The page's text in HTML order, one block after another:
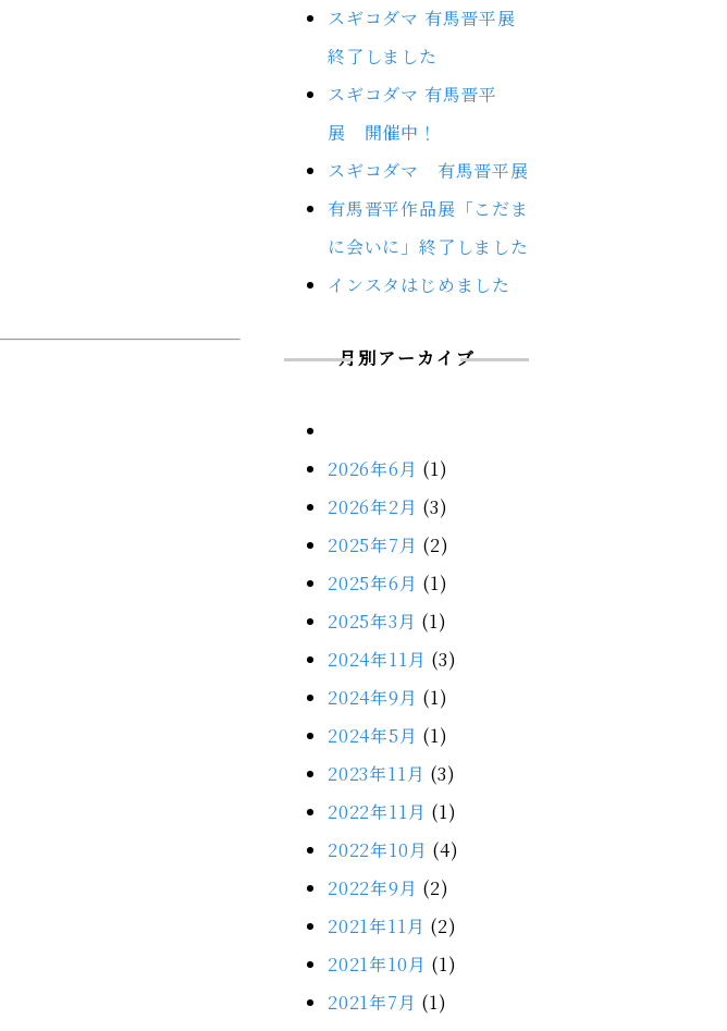
スギコダマ 有馬晋平展
終了しました
スギコダマ 有馬晋平
展 開催中！
スギコダマ 有馬晋平展
有馬晋平作品展「こだま
に会いに」終了しました
インスタはじめました
月別アーカイブ
2026年6月 (1)
2026年2月 (3)
2025年7月 (2)
2025年6月 (1)
2025年3月 (1)
2024年11月 (3)
2024年9月 (1)
2024年5月 (1)
2023年11月 (3)
2022年11月 (1)
2022年10月 (4)
2022年9月 (2)
2021年11月 (2)
2021年10月 (1)
2021年7月 (1)